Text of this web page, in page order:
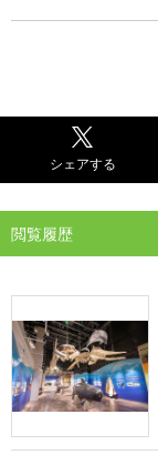
シェアする
閲覧履歴